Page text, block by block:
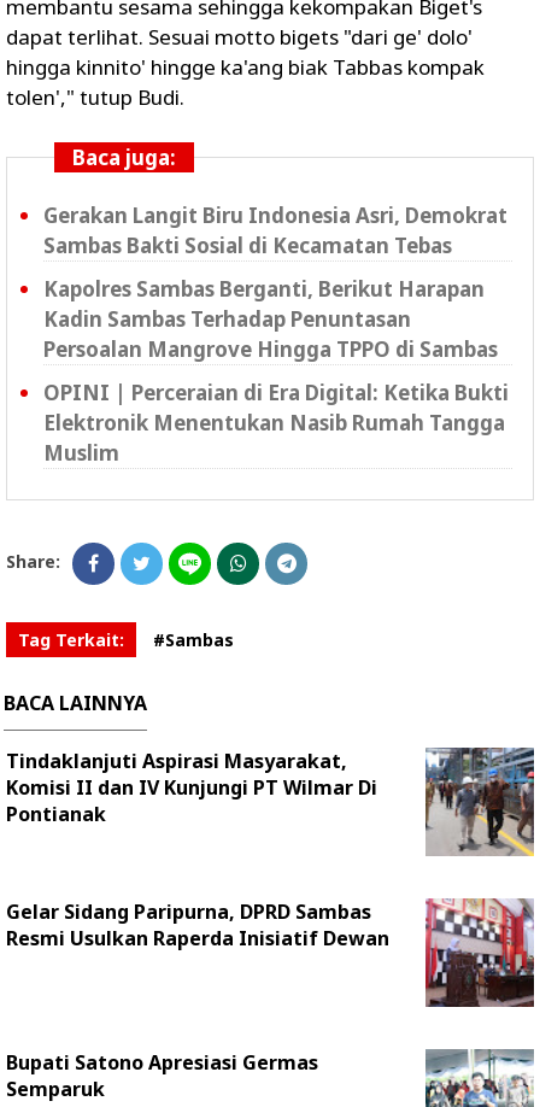
membantu sesama sehingga kekompakan Biget's
dapat terlihat. Sesuai motto bigets "dari ge' dolo'
hingga kinnito' hingge ka'ang biak Tabbas kompak
tolen'," tutup Budi.
Baca juga:
Gerakan Langit Biru Indonesia Asri, Demokrat
Sambas Bakti Sosial di Kecamatan Tebas
Kapolres Sambas Berganti, Berikut Harapan
Kadin Sambas Terhadap Penuntasan
Persoalan Mangrove Hingga TPPO di Sambas
OPINI | Perceraian di Era Digital: Ketika Bukti
Elektronik Menentukan Nasib Rumah Tangga
Muslim
Share:
Tag Terkait: #Sambas
BACA LAINNYA
Tindaklanjuti Aspirasi Masyarakat,
Komisi II dan IV Kunjungi PT Wilmar Di
Pontianak
Gelar Sidang Paripurna, DPRD Sambas
Resmi Usulkan Raperda Inisiatif Dewan
Bupati Satono Apresiasi Germas
Semparuk